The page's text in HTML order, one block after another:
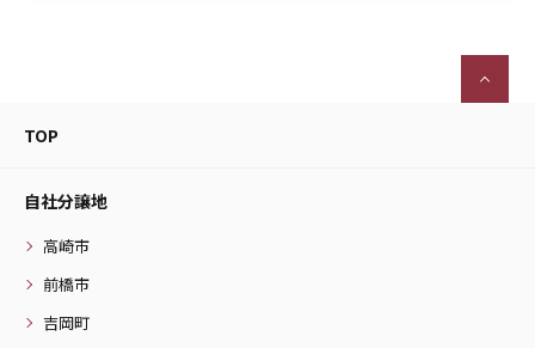
TOP
自社分譲地
高崎市
前橋市
吉岡町